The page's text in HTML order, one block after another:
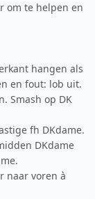
om te helpen en
hangen als
en fout: lob uit.
Smash op DK
fh DKdame.
DKdame
naar voren à